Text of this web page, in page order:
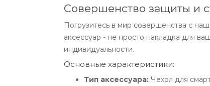
Совершенство защиты и
Погрузитесь в мир совершенства с
аксессуар - не просто накладка для
индивидуальности.
Основные характеристики:
Тип аксессуара: Чехол для